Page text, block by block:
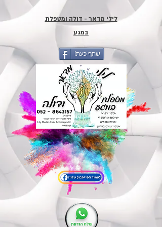
לילי מדאר - דולה ומטפלת
במגע
!שתף כעת